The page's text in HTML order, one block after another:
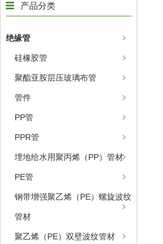
产品分类
绝缘管
硅橡胶管
聚酯亚胺层压玻璃布管
管件
PP管
PPR管
埋地给水用聚丙烯（PP）管材
PE管
钢带增强聚乙烯（PE）螺旋波纹
管材
聚乙烯（PE）双壁波纹管材